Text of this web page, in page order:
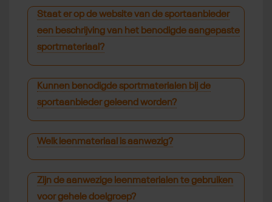
Staat er op de website van de sportaanbieder
een beschrijving van het benodigde aangepaste
sportmateriaal?
Kunnen benodigde sportmaterialen bij de
sportaanbieder geleend worden?
Welk leenmateriaal is aanwezig?
Zijn de aanwezige leenmaterialen te gebruiken
voor gehele doelgroep?